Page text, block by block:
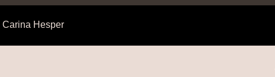
Carina Hesper